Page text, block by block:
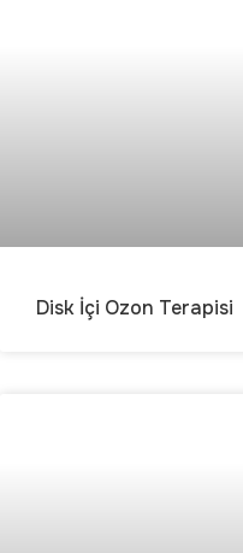
Disk İçi Ozon Terapisi